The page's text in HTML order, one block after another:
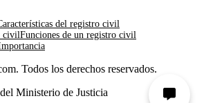
del registro civil
civilFunciones de un registro civil
Todos los derechos reservados.
Ministerio de Justicia